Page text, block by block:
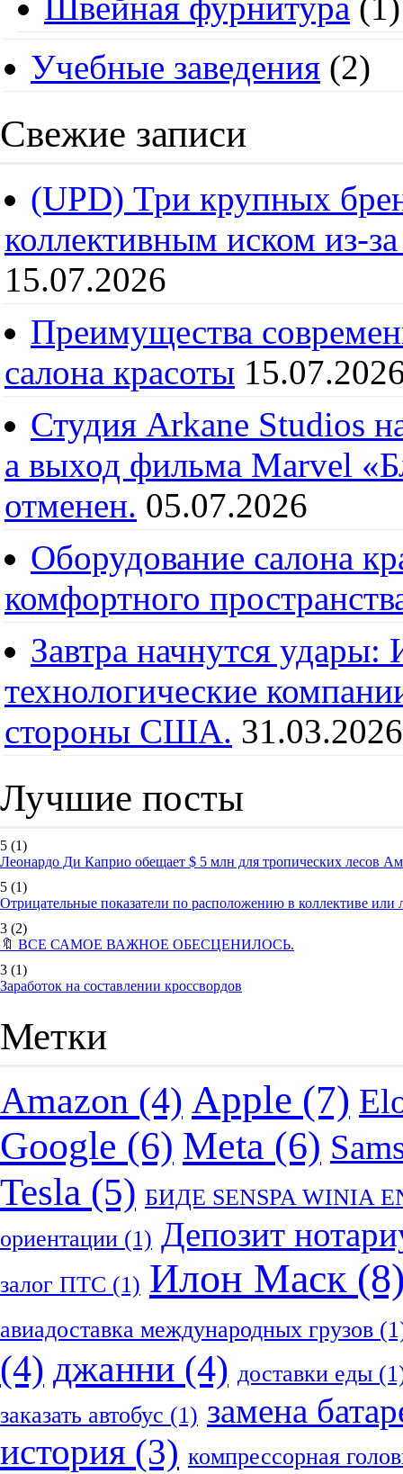
Швейная фурнитура (1)
Учебные заведения (2)
Свежие записи
(UPD) Три крупных
коллективным иском из-
15.07.2026
Преимущества
салона красоты
Студия Arkane Studios
а выход фильма Marvel
отменен. 05.07.2026
Оборудование салона
комфортного
Завтра начнутся
технологические
стороны США. 31.03.2026
Лучшие посты
5 (1)
Леонардо Ди Каприо обещает $ 5 млн для тропических лесов
5 (1)
Отрицательные показатели по расположению в коллективе
3 (2)
🔖 ВСЕ САМОЕ ВАЖНОЕ ОБЕСЦЕНИЛОСЬ.
3 (1)
Заработок на составлении кроссвордов
Метки
Amazon (4) Apple (7)
Google (6) Meta (6)
Tesla (5) БИДЕ SENSPA WINIA
ориентации (1) Депозит
залог ПТС (1) Илон Маск
авиадоставка международных грузов
(4) джанни (4) доставки еды
заказать автобус (1) замена
история (3) компрессорная